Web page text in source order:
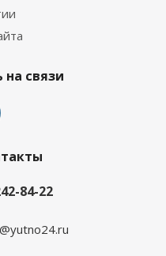
на связи
84-22